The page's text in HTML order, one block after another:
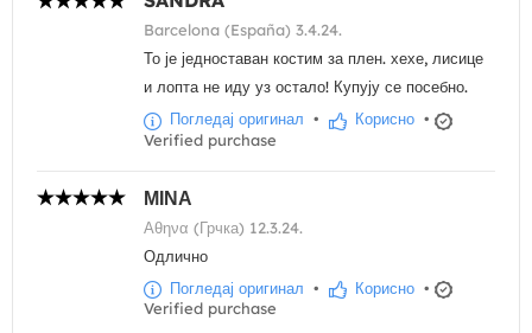
Barcelona (España) 3.4.24.
То је једноставан костим за плен. хехе, лисице
и лопта не иду уз остало! Купују се посебно.
Погледај оригинал • Корисно •
Verified purchase
ΜΙΝΑ
Αθηνα (Грчка) 12.3.24.
Одлично
Погледај оригинал • Корисно •
Verified purchase